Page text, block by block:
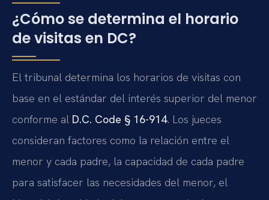
¿Cómo se determina el horario
de visitas en DC?
El tribunal determina los horarios de visitas con
base en el estándar del interés superior del menor
conforme al D.C. Code § 16-914. Los jueces
consideran factores como la relación entre el
menor y cada padre, la capacidad de cada padre
para satisfacer las necesidades del menor, el